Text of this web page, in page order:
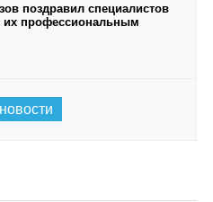
поздравил специалистов
их профессиональным